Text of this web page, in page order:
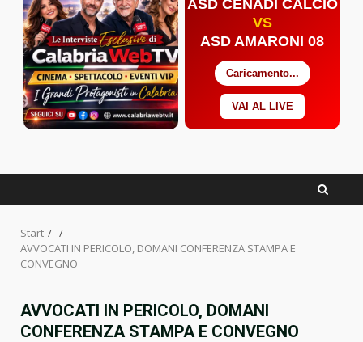
ASD CENADI CALCIO
VS
ASD AMARONI 08
Caricamento...
VAI AL LIVE
Start
AVVOCATI IN PERICOLO, DOMANI CONFERENZA STAMPA E
CONVEGNO
AVVOCATI IN PERICOLO, DOMANI
CONFERENZA STAMPA E CONVEGNO